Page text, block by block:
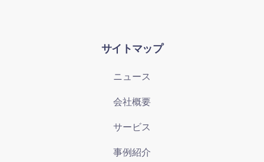
サイトマップ
ニュース
会社概要
サービス
事例紹介